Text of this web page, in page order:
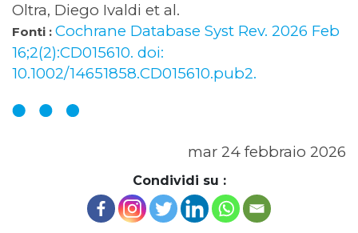
Oltra, Diego Ivaldi et al.
Fonti : Cochrane Database Syst Rev. 2026 Feb
16;2(2):CD015610. doi:
10.1002/14651858.CD015610.pub2.
mar 24 febbraio 2026
Condividi su :